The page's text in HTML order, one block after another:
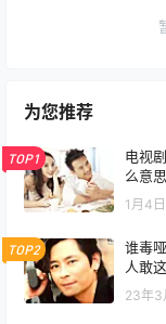
为您推荐
TOP1
电视
么意
1月4日
TOP2
谁毒
人敢
23年3